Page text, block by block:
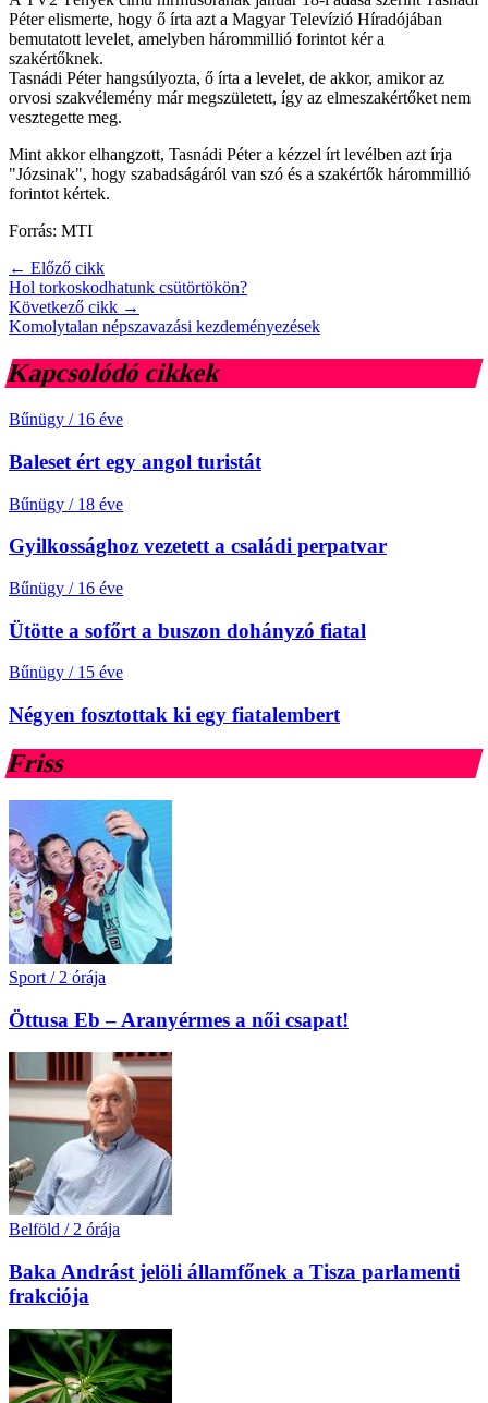
Péter elismerte, hogy ő írta azt a Magyar Televízió Híradójában
bemutatott levelet, amelyben hárommillió forintot kér a
szakértőknek.
Tasnádi Péter hangsúlyozta, ő írta a levelet, de akkor, amikor az
orvosi szakvélemény már megszületett, így az elmeszakértőket nem
vesztegette meg.
Mint akkor elhangzott, Tasnádi Péter a kézzel írt levélben azt írja
"Józsinak", hogy szabadságáról van szó és a szakértők hárommillió
forintot kértek.
Forrás: MTI
← Előző cikk
Hol torkoskodhatunk csütörtökön?
Következő cikk →
Komolytalan népszavazási kezdeményezések
Kapcsolódó cikkek
Bűnügy / 16 éve
Baleset ért egy angol turistát
Bűnügy / 18 éve
Gyilkossághoz vezetett a családi perpatvar
Bűnügy / 16 éve
Ütötte a sofőrt a buszon dohányzó fiatal
Bűnügy / 15 éve
Négyen fosztottak ki egy fiatalembert
Friss
Sport / 2 órája
Öttusa Eb – Aranyérmes a női csapat!
Belföld / 2 órája
Baka Andrást jelöli államfőnek a Tisza parlamenti
frakciója